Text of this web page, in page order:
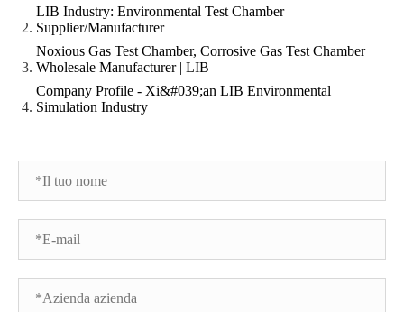
LIB Industry: Environmental Test Chamber
Supplier/Manufacturer
Noxious Gas Test Chamber, Corrosive Gas Test Chamber
Wholesale Manufacturer | LIB
Company Profile - Xi&#039;an LIB Environmental
Simulation Industry